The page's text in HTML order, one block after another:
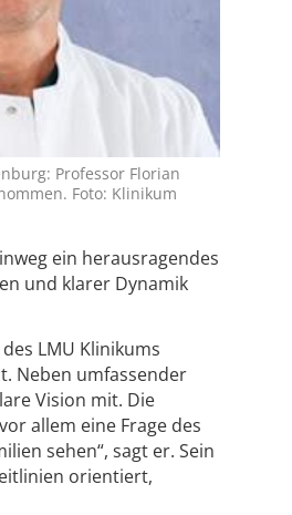
Professor Florian
Foto: Klinikum
ein herausragendes
und klarer Dynamik
LMU Klinikums
Neben umfassender
Vision mit. Die
allem eine Frage des
sehen“, sagt er. Sein
orientiert,